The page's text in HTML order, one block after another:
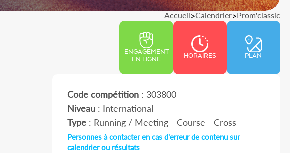
Accueil>Calendrier>Prom'classic
ENGAGEMENT
EN LIGNE
HORAIRES PLAN
Code compétition: 303800
Niveau: International
Type: Running / Meeting - Course - Cross
Personnes à contacter en cas d'erreur de contenu sur
calendrier ou résultats